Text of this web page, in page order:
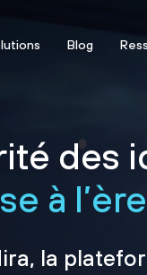
Blog
des
à l’ère
la